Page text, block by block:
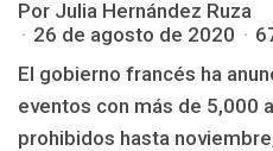
Por Julia Hernández Ruza
26 de agosto de 2020
El gobierno francés ha
eventos con más de 5,000
prohibidos hasta